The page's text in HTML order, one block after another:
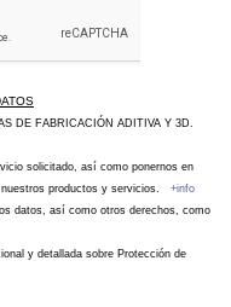
DE FABRICACIÓN ADITIVA Y 3D.
solicitado, así como ponernos en
nuestros productos y servicios. +info
datos, así como otros derechos, como
y detallada sobre Protección de